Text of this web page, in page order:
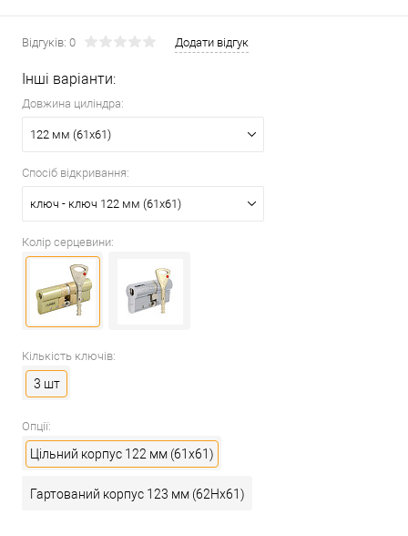
Відгуків: 0 Додати відгук
Інші варіанти:
Довжина циліндра:
122 мм (61x61)
Спосіб відкривання:
ключ - ключ 122 мм (61x61)
Колір серцевини:
Кількість ключів:
3 шт
Опції:
Цільний корпус 122 мм (61x61)
Гартований корпус 123 мм (62Hx61)